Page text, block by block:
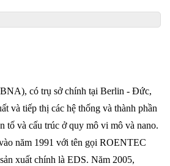
có trụ sở chính tại Berlin - Đức,
và tiếp thị các hệ thống và thành phần
tố và cấu trúc ở quy mô vi mô và nano.
năm 1991 với tên gọi ROENTEC
xuất chính là EDS. Năm 2005,